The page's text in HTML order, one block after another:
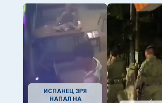
ИСПАНЕЦ ЗРЯ
НАПАЛ НА